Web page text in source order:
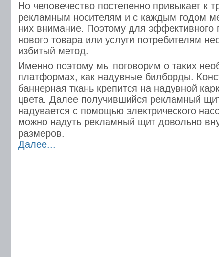
Но человечество постепенно привыкает к
рекламным носителям и с каждым годом
них внимание. Поэтому для эффективного
нового товара или услуги потребителям
избитый метод.
Именно поэтому мы поговорим о таких
платформах, как надувные билборды.
баннерная ткань крепится на надувной
цвета. Далее получившийся рекламный
надувается с помощью электрического
можно надуть рекламный щит довольно
размеров.
Далее...